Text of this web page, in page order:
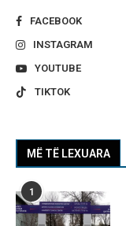
FACEBOOK
INSTAGRAM
YOUTUBE
TIKTOK
MË TË LEXUARA
1